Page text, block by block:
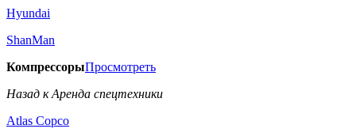
Hyundai
ShanMan
КомпрессорыПросмотреть
Назад к Аренда спецтехники
Аtlas Copco